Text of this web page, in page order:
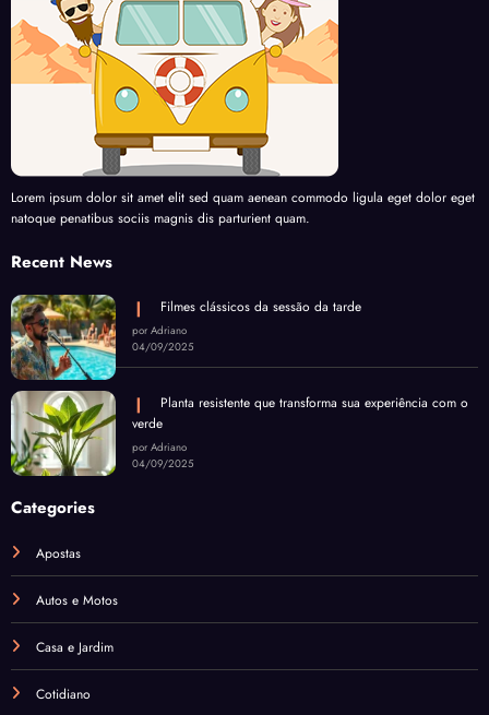
Lorem ipsum dolor sit amet elit sed quam aenean commodo ligula eget dolor eget
natoque penatibus sociis magnis dis parturient quam.
Recent News
Filmes clássicos da sessão da tarde
por Adriano
04/09/2025
Planta resistente que transforma sua experiência com o
verde
por Adriano
04/09/2025
Categories
Apostas
Autos e Motos
Casa e Jardim
Cotidiano